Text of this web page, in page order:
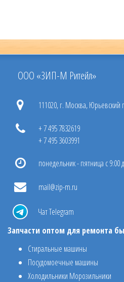
ООО «ЗИП-М Ритейл»
111020, г. Москва, Юрьевский
+ 7 495 7832619
+ 7 495 3603991
понедельник - пятница с 9:00
mail@zip-m.ru
Чат Telegram
Запчасти оптом для ремонта
Стиральные машины
Посудомоечные машины
Холодильники Морозильники